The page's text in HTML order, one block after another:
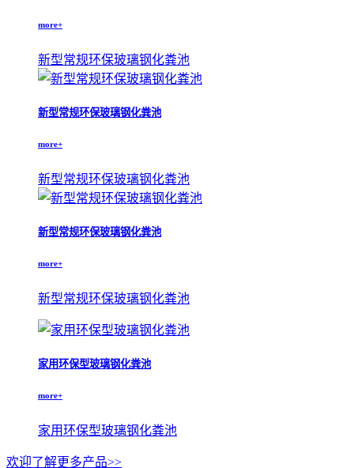
more+
新型常规环保玻璃钢化粪池
新型常规环保玻璃钢化粪池
more+
新型常规环保玻璃钢化粪池
新型常规环保玻璃钢化粪池
more+
新型常规环保玻璃钢化粪池
家用环保型玻璃钢化粪池
more+
家用环保型玻璃钢化粪池
欢迎了解更多产品>>